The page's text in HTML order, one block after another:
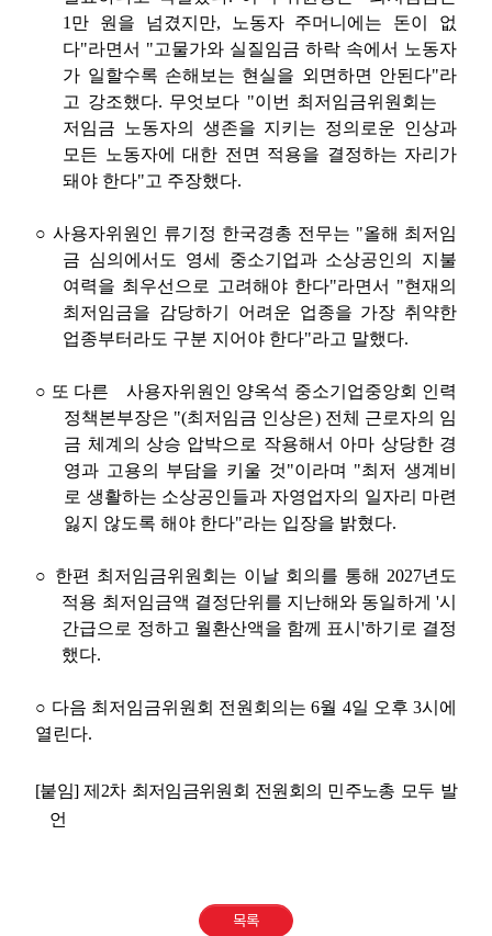
1 만 원을 넘겼지만,
노동자 주머니에는 돈이 없
다"라면서 "고물가와 실질임금 하락 속에서 노동자
가 일할수록 손해보는 현실을 외면하면 안된다"라
고 강조했다. 무엇보다 "이번 최저임금위원회는
저임금 노동자의 생존을 지키는 정의로운 인상과
모든 노동자에 대한 전면 적용을 결정하는 자리가
돼야 한다"고 주장했다.
○ 사용자위원인 류기정 한국경총 전무는 "올해 최저임
금 심의에서도 영세 중소기업과 소상공인의 지불
여력을 최우선으로 고려해야 한다"라면서 "현재의
최저임금을 감당하기 어려운 업종을 가장 취약한
업종부터라도 구분 지어야 한다"라고 말했다.
○ 또 다른
사용자위원인 양옥석 중소기업중앙회 인력
정책본부장은 "(최저임금 인상은) 전체 근로자의 임
금 체계의 상승 압박으로 작용해서 아마 상당한 경
영과 고용의 부담을 키울 것"이라며 "최저 생계비
로 생활하는 소상공인들과 자영업자의 일자리 마련
잃지 않도록 해야 한다"라는 입장을 밝혔다.
○ 한편 최저임금위원회는 이날 회의를 통해 2027년도
적용 최저임금액 결정단위를 지난해와 동일하게 '시
간급으로 정하고 월환산액을 함께 표시 '하기로 결정
했다.
○ 다음 최저임금위원회 전원회의는6월 4일 오후 3시에
열린다.
[붙임]제 2차 최저임금위원회 전원회의 민주노총 모두 발
언
목록